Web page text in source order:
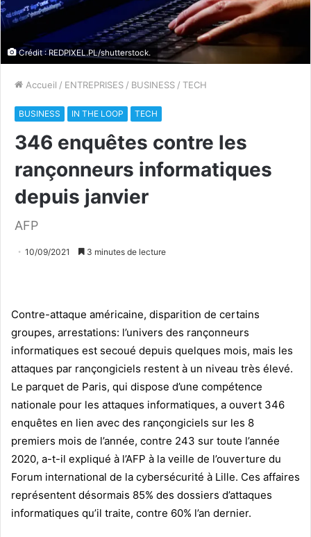
Crédit : REDPIXEL.PL/shutterstock.
Accueil / ENTREPRISES / BUSINESS / TECH
BUSINESS IN THE LOOP TECH
346 enquêtes contre les
rançonneurs informatiques
depuis janvier
AFP
10/09/2021 3 minutes de lecture
Contre-attaque américaine, disparition de certains
groupes, arrestations: l’univers des rançonneurs
informatiques est secoué depuis quelques mois, mais les
attaques par rançongiciels restent à un niveau très élevé.
Le parquet de Paris, qui dispose d’une compétence
nationale pour les attaques informatiques, a ouvert 346
enquêtes en lien avec des rançongiciels sur les 8
premiers mois de l’année, contre 243 sur toute l’année
2020, a-t-il expliqué à l’AFP à la veille de l’ouverture du
Forum international de la cybersécurité à Lille. Ces affaires
représentent désormais 85% des dossiers d’attaques
informatiques qu’il traite, contre 60% l’an dernier.